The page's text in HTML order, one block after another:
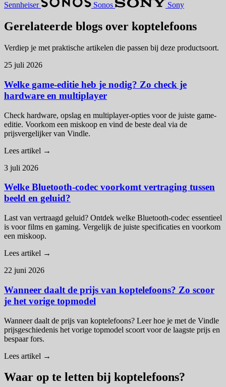
Sennheiser
Sonos Sony
Gerelateerde blogs over koptelefoons
Verdiep je met praktische artikelen die passen bij deze productsoort.
25 juli 2026
Welke game-editie heb je nodig? Zo check je
hardware en multiplayer
Check hardware, opslag en multiplayer-opties voor de juiste game-
editie. Voorkom een miskoop en vind de beste deal via de
prijsvergelijker van Vindle.
Lees artikel →
3 juli 2026
Welke Bluetooth-codec voorkomt vertraging tussen
beeld en geluid?
Last van vertraagd geluid? Ontdek welke Bluetooth-codec essentieel
is voor films en gaming. Vergelijk de juiste specificaties en voorkom
een miskoop.
Lees artikel →
22 juni 2026
Wanneer daalt de prijs van koptelefoons? Zo scoor
je het vorige topmodel
Wanneer daalt de prijs van koptelefoons? Leer hoe je met de Vindle
prijsgeschiedenis het vorige topmodel scoort voor de laagste prijs en
bespaar fors.
Lees artikel →
Waar op te letten bij koptelefoons?